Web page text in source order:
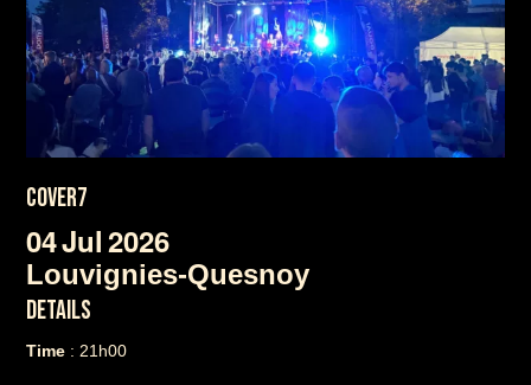
COVER7
04Jul2026
Louvignies-Quesnoy
DETAILS
Time : 21h00